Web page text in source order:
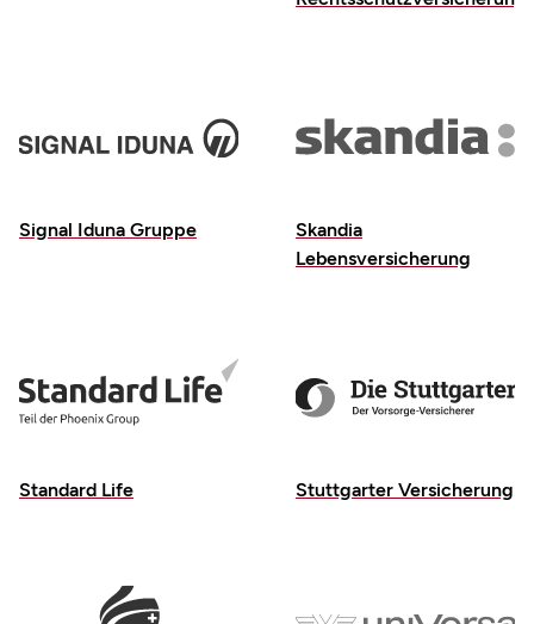
Signal Iduna Gruppe
Skandia
Lebensversicherung
Standard Life Stuttgarter Versicherung